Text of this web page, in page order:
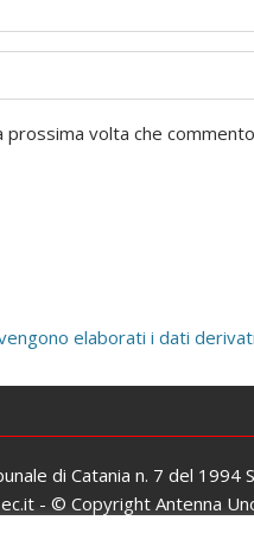
volta che
elaborati i dati
di Catania n. 7 del
- © Copyright Antenna